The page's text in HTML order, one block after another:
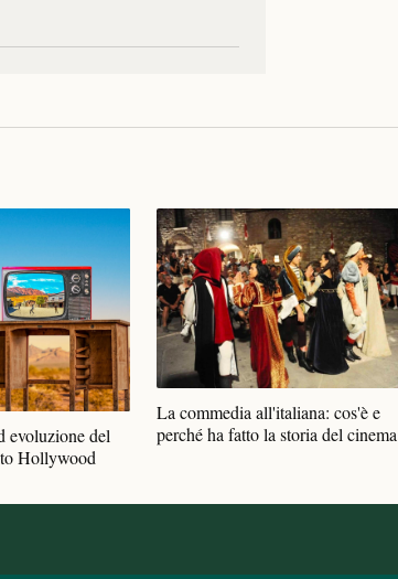
evoluzione del
Hollywood
La commedia all'italiana: cos'è e
perché ha fatto la storia del cinema